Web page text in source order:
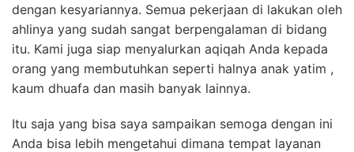
dengan kesyariannya. Semua pekerjaan di lakukan oleh
ahlinya yang sudah sangat berpengalaman di bidang
itu. Kami juga siap menyalurkan aqiqah Anda kepada
orang yang membutuhkan seperti halnya anak yatim ,
kaum dhuafa dan masih banyak lainnya.
Itu saja yang bisa saya sampaikan semoga dengan ini
Anda bisa lebih mengetahui dimana tempat layanan